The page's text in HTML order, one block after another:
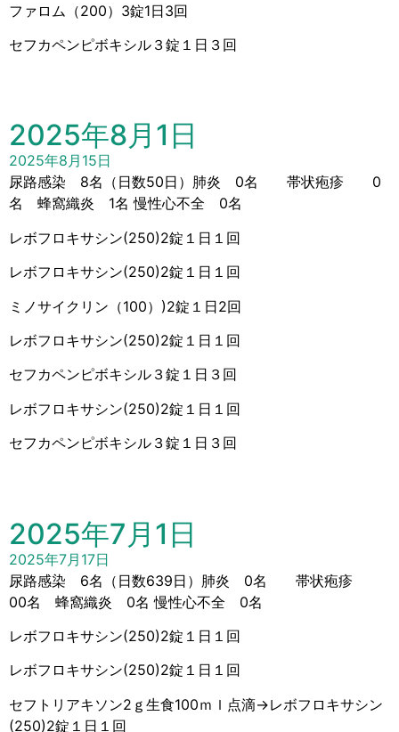
ファロム（200）3錠1日3回
セフカペンピボキシル３錠１日３回
2025年8月1日
2025年8月15日
尿路感染 8名（日数50日）肺炎 0名 帯状疱疹 0
名 蜂窩織炎 1名 慢性心不全 0名
レボフロキサシン(250)2錠１日１回
レボフロキサシン(250)2錠１日１回
ミノサイクリン（100）)2錠１日2回
レボフロキサシン(250)2錠１日１回
セフカペンピボキシル３錠１日３回
レボフロキサシン(250)2錠１日１回
セフカペンピボキシル３錠１日３回
2025年7月1日
2025年7月17日
尿路感染 6名（日数639日）肺炎 0名 帯状疱疹
00名 蜂窩織炎 0名 慢性心不全 0名
レボフロキサシン(250)2錠１日１回
レボフロキサシン(250)2錠１日１回
セフトリアキソン2ｇ生食100ｍｌ点滴→レボフロキサシン
(250)2錠１日１回